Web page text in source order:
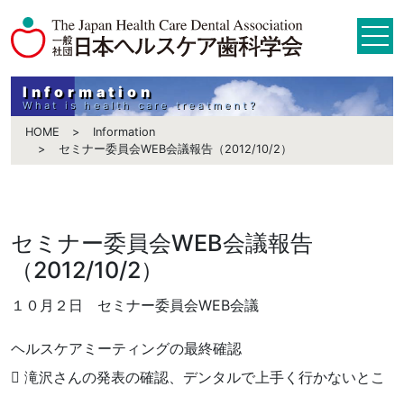
Information
What is health care treatment?
HOME
Information
セミナー委員会WEB会議報告（2012/10/2）
セミナー委員会WEB会議報告
（2012/10/2）
１０月２日 セミナー委員会WEB会議
ヘルスケアミーティングの最終確認
 滝沢さんの発表の確認、デンタルで上手く行かないとこ